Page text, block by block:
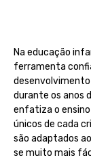
Na educação
ferramenta
durante os anos
enfatiza o
únicos de cada
são adaptados
se muito mais